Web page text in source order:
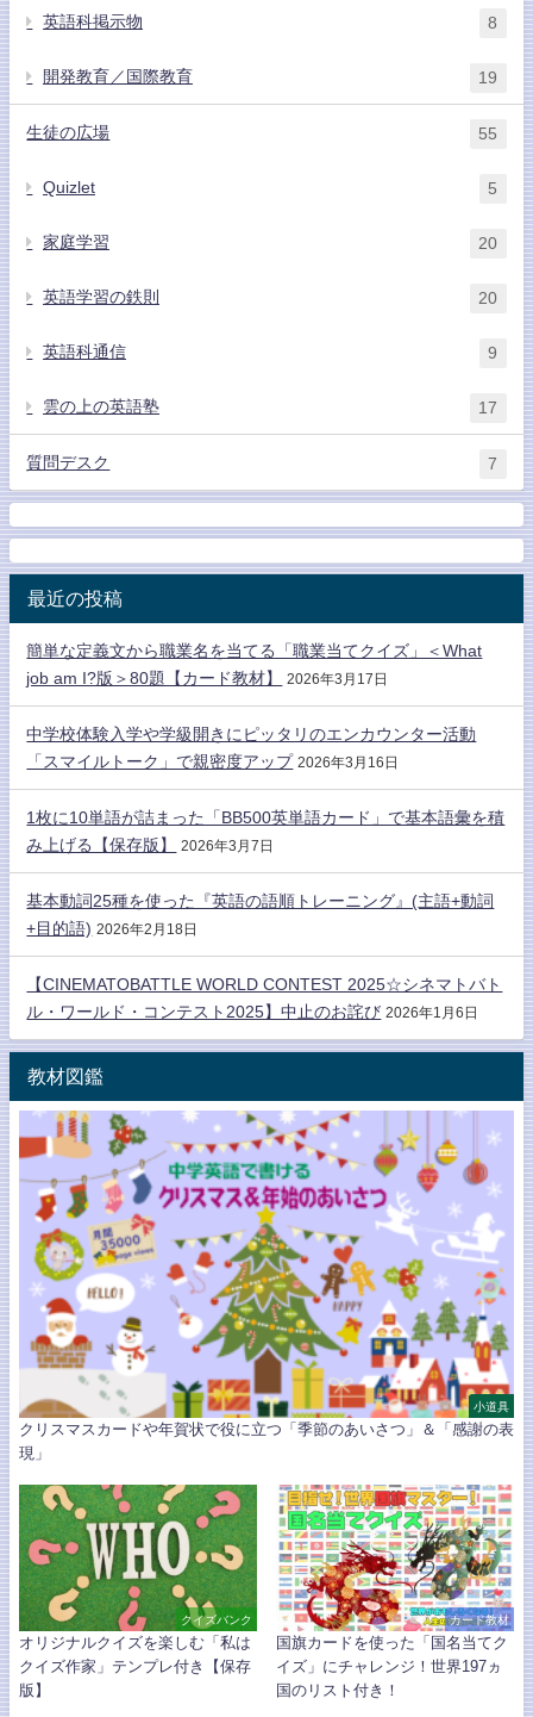
英語科掲示物 8
開発教育／国際教育 19
生徒の広場 55
Quizlet 5
家庭学習 20
英語学習の鉄則 20
英語科通信 9
雲の上の英語塾 17
質問デスク 7
最近の投稿
簡単な定義文から職業名を当てる「職業当てクイズ」＜What
job am I?版＞80題【カード教材】
2026年3月17日
中学校体験入学や学級開きにピッタリのエンカウンター活動
「スマイルトーク」で親密度アップ 2026年3月16日
1枚に10単語が詰まった「BB500英単語カード」で基本語彙を積
み上げる【保存版】
2026年3月7日
基本動詞25種を使った『英語の語順トレーニング』(主語+動詞
+目的語) 2026年2月18日
【CINEMATOBATTLE WORLD CONTEST 2025☆シネマトバト
ル・ワールド・コンテスト2025】中止のお詫び 2026年1月6日
教材図鑑
小道具
クリスマスカードや年賀状で役に立つ「季節のあいさつ」＆「感謝の表
現」
クイズバンク
オリジナルクイズを楽しむ「私は
クイズ作家」テンプレ付き【保存
版】
カード教材
国旗カードを使った「国名当てク
イズ」にチャレンジ！世界197ヵ
国のリスト付き！